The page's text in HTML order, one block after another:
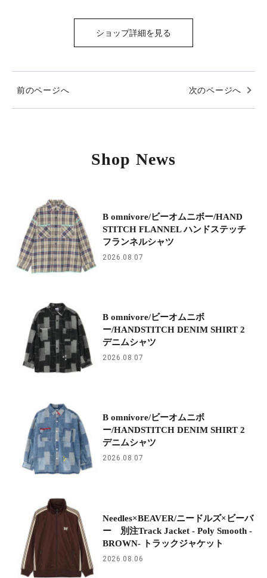
ショップ詳細を見る
前のページへ 次のページへ
Shop News
B omnivore/ビーオムニボー/HAND
STITCH FLANNEL ハンドステッチ
フランネルシャツ
2026.08.07
B omnivore/ビーオムニボ
ー/HANDSTITCH DENIM SHIRT 2
デニムシャツ
2026.08.07
B omnivore/ビーオムニボ
ー/HANDSTITCH DENIM SHIRT 2
デニムシャツ
2026.08.07
Needles×BEAVER/ニードルズ×ビーバ
ー 別注Track Jacket - Poly Smooth -
BROWN- トラックジャケット
2026.08.06